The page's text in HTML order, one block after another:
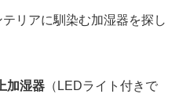
リアに馴染む加湿器を探し
加湿器 （LEDライト付きで